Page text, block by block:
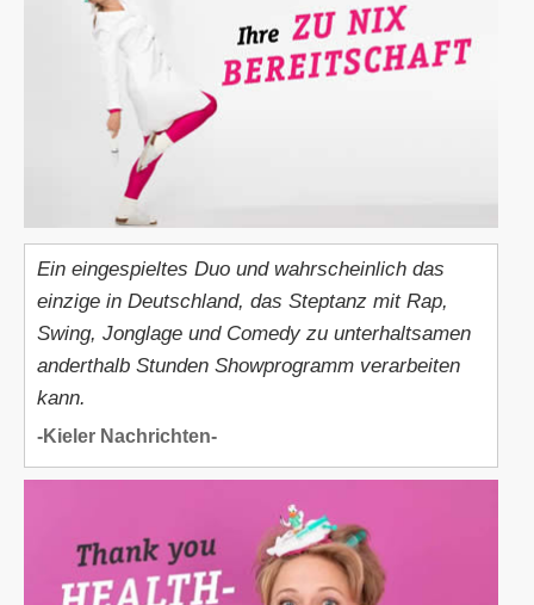
Ein eingespieltes Duo und wahrscheinlich das
einzige in Deutschland, das Steptanz mit Rap,
Swing, Jonglage und Comedy zu unterhaltsamen
anderthalb Stunden Showprogramm verarbeiten
kann.
-Kieler Nachrichten-